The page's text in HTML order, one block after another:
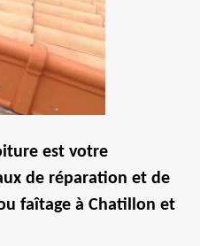
est votre
de réparation et de
faîtage à Chatillon et